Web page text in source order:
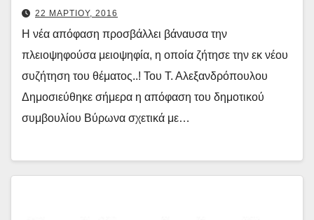
22 ΜΑΡΤΙΟΥ, 2016
Η νέα απόφαση προσβάλλει βάναυσα την
πλειοψηφούσα μειοψηφία, η οποία ζήτησε την εκ νέου
συζήτηση του θέματος..! Του Τ. Αλεξανδρόπουλου
Δημοσιεύθηκε σήμερα η απόφαση του δημοτικού
συμβουλίου Βύρωνα σχετικά με…